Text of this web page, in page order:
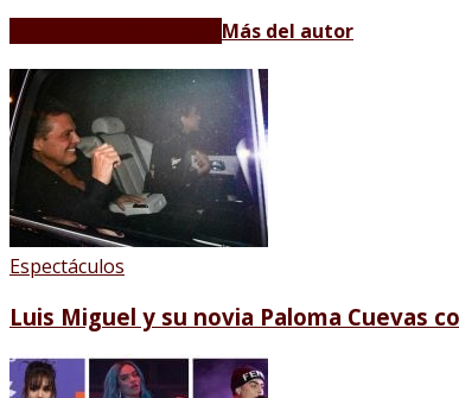
Más del autor
Espectáculos
Luis Miguel y su novia Paloma Cuevas